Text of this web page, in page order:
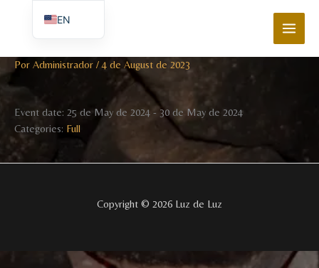
contenido
MAIN
Por Administrador /4 de August de 2023
Event date: 25 de May de 2024 - 30 de May de 2024
Categories: Full
Copyright © 2026 Luz de Luz
EN